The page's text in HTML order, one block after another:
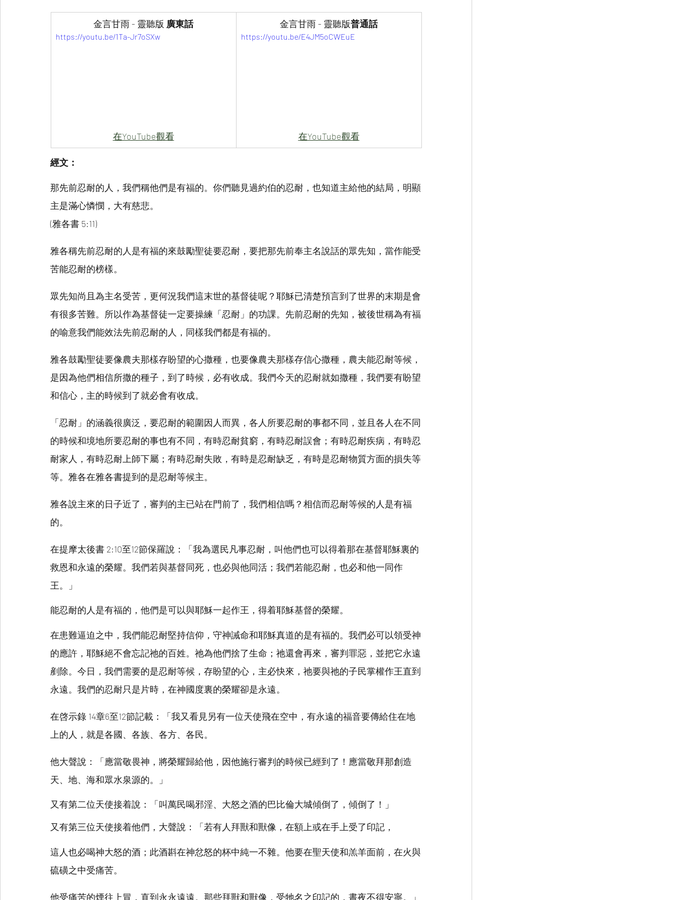
金言甘雨 - 靈聽版 廣東話
https://youtu.be/1Ta-Jr7oSXw
在YouTube觀看
金言甘雨 - 靈聽版普通話
https://youtu.be/E4JM5oCWEuE
在YouTube觀看
經文：
那先前忍耐的人，我們稱他們是有福的。你們聽見過約伯的忍耐，也知道主給他的結局，明顯
主是滿心憐憫，大有慈悲。
(雅各書 5:11)
雅各稱先前忍耐的人是有福的來鼓勵聖徒要忍耐，要把那先前奉主名說話的眾先知，當作能受
苦能忍耐的榜樣。
眾先知尚且為主名受苦，更何況我們這末世的基督徒呢？耶穌已清楚預言到了世界的末期是會
有很多苦難。所以作為基督徒一定要操練「忍耐」的功課。先前忍耐的先知，被後世稱為有福
的喻意我們能效法先前忍耐的人，同樣我們都是有福的。
雅各鼓勵聖徒要像農夫那樣存盼望的心撒種，也要像農夫那樣存信心撒種，農夫能忍耐等候，
是因為他們相信所撒的種子，到了時候，必有收成。我們今天的忍耐就如撒種，我們要有盼望
和信心，主的時候到了就必會有收成。
「忍耐」的涵義很廣泛，要忍耐的範圍因人而異，各人所要忍耐的事都不同，並且各人在不同
的時候和境地所要忍耐的事也有不同，有時忍耐貧窮，有時忍耐誤會；有時忍耐疾病，有時忍
耐家人，有時忍耐上師下屬；有時忍耐失敗，有時是忍耐缺乏，有時是忍耐物質方面的損失等
等。雅各在雅各書提到的是忍耐等候主。
雅各說主來的日子近了，審判的主已站在門前了，我們相信嗎？相信而忍耐等候的人是有福
的。
在提摩太後書 2:10至12節保羅說：「我為選民凡事忍耐，叫他們也可以得着那在基督耶穌裏的
救恩和永遠的榮耀。我們若與基督同死，也必與他同活；我們若能忍耐，也必和他一同作
王。」
能忍耐的人是有福的，他們是可以與耶穌一起作王，得着耶穌基督的榮耀。
在患難逼迫之中，我們能忍耐堅持信仰，守神誡命和耶穌真道的是有福的。我們必可以領受神
的應許，耶穌絕不會忘記祂的百姓。祂為他們捨了生命；祂還會再來，審判罪惡，並把它永遠
剷除。今日，我們需要的是忍耐等候，存盼望的心，主必快來，祂要與祂的子民掌權作王直到
永遠。我們的忍耐只是片時，在神國度裏的榮耀卻是永遠。
在啓示錄 14章6至12節記載：「我又看見另有一位天使飛在空中，有永遠的福音要傳給住在地
上的人，就是各國、各族、各方、各民。
他大聲說：「應當敬畏神，將榮耀歸給他，因他施行審判的時候已經到了！應當敬拜那創造
天、地、海和眾水泉源的。」
又有第二位天使接着說：「叫萬民喝邪淫、大怒之酒的巴比倫大城傾倒了，傾倒了！」
又有第三位天使接着他們，大聲說：「若有人拜獸和獸像，在額上或在手上受了印記，
這人也必喝神大怒的酒；此酒斟在神忿怒的杯中純一不雜。他要在聖天使和羔羊面前，在火與
硫磺之中受痛苦。
他受痛苦的煙往上冒，直到永永遠遠。那些拜獸和獸像，受牠名之印記的，晝夜不得安寧。」